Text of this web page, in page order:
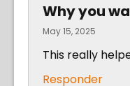
Why you
May 15, 2025
This really
Responder